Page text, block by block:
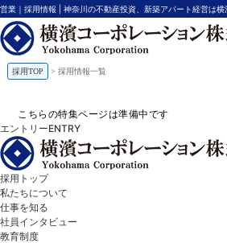
営業｜採用情報 | 神奈川の不動産投資、新築アパート経営は横
採用TOP > 採用情報一覧
こちらの特集ページは準備中です
エントリーENTRY
採用トップ
私たちについて
仕事を知る
社員インタビュー
教育制度